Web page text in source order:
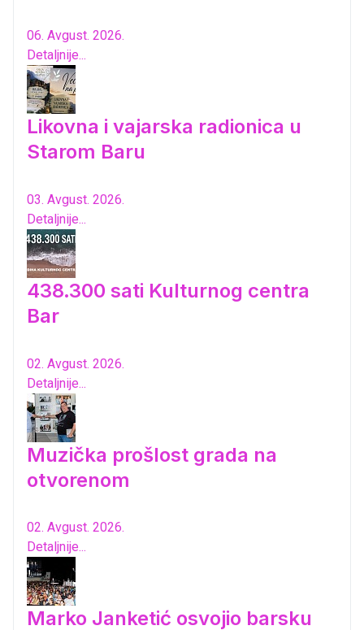
06. Avgust. 2026.
Detaljnije...
Likovna i vajarska radionica u
Starom Baru
03. Avgust. 2026.
Detaljnije...
438.300 sati Kulturnog centra
Bar
02. Avgust. 2026.
Detaljnije...
Muzička prošlost grada na
otvorenom
02. Avgust. 2026.
Detaljnije...
Marko Janketić osvojio barsku